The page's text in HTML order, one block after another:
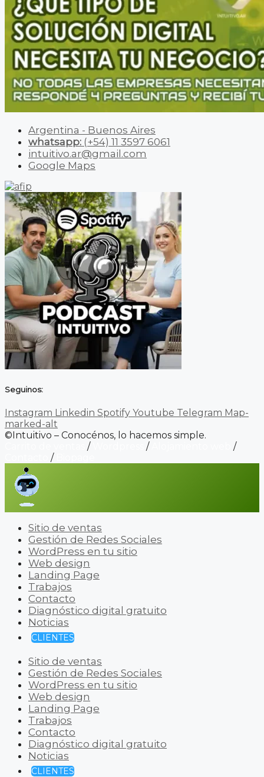
Argentina - Buenos Aires
whatsapp: (+54) 11 3597 6061
intuitivo.ar@gmail.com
Google Maps
Seguinos:
Instagram Linkedin Spotify Youtube Telegram Map-
marked-alt
©Intuitivo – Conocénos, lo hacemos simple.
/ /
/
/
Sitio de ventas
Gestión de Redes Sociales
WordPress en tu sitio
Web design
Landing Page
Trabajos
Contacto
Diagnóstico digital gratuito
Noticias
CLIENTES
Sitio de ventas
Gestión de Redes Sociales
WordPress en tu sitio
Web design
Landing Page
Trabajos
Contacto
Diagnóstico digital gratuito
Noticias
CLIENTES